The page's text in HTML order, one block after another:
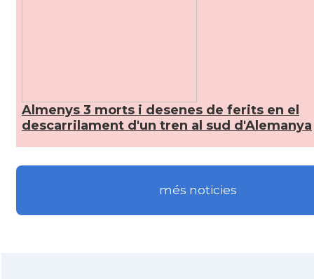
CAMON Catalans a Karlsruhe
CAMON Catalans a KASSEL
Almenys 3 morts i desenes de ferits en el
descarrilament d'un tren al sud d'Alemanya
més noticies